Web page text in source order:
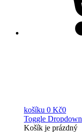
košíku 0 Kč0
Toggle Dropdown
Košík je prázdný